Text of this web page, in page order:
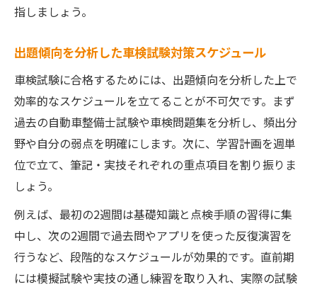
指しましょう。
出題傾向を分析した車検試験対策スケジュール
車検試験に合格するためには、出題傾向を分析した上で
効率的なスケジュールを立てることが不可欠です。まず
過去の自動車整備士試験や車検問題集を分析し、頻出分
野や自分の弱点を明確にします。次に、学習計画を週単
位で立て、筆記・実技それぞれの重点項目を割り振りま
しょう。
例えば、最初の2週間は基礎知識と点検手順の習得に集
中し、次の2週間で過去問やアプリを使った反復演習を
行うなど、段階的なスケジュールが効果的です。直前期
には模擬試験や実技の通し練習を取り入れ、実際の試験